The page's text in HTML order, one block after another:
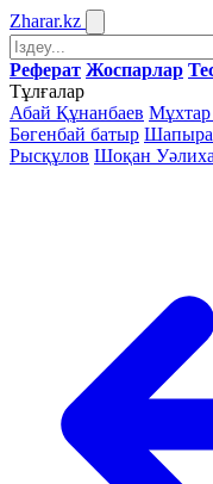
Zharar.kz
Реферат Жоспарлар
Тұлғалар
Абай Құнанбаев Мұхтар
Бөгенбай батыр
Рысқұлов Шоқан